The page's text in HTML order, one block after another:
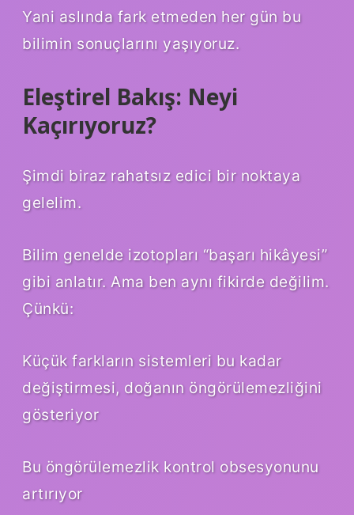
Yani aslında fark etmeden her gün bu
bilimin sonuçlarını yaşıyoruz.
Eleştirel Bakış: Neyi
Kaçırıyoruz?
Şimdi biraz rahatsız edici bir noktaya
gelelim.
Bilim genelde izotopları “başarı hikâyesi”
gibi anlatır. Ama ben aynı fikirde değilim.
Çünkü:
Küçük farkların sistemleri bu kadar
değiştirmesi, doğanın öngörülemezliğini
gösteriyor
Bu öngörülemezlik kontrol obsesyonunu
artırıyor